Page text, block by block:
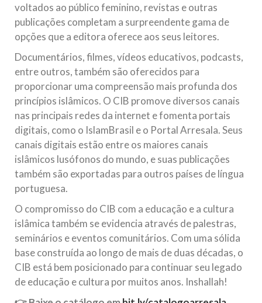
voltados ao público feminino, revistas e outras
publicações completam a surpreendente gama de
opções que a editora oferece aos seus leitores.
Documentários, filmes, vídeos educativos, podcasts,
entre outros, também são oferecidos para
proporcionar uma compreensão mais profunda dos
princípios islâmicos. O CIB promove diversos canais
nas principais redes da internet e fomenta portais
digitais, como o IslamBrasil e o Portal Arresala. Seus
canais digitais estão entre os maiores canais
islâmicos lusófonos do mundo, e suas publicações
também são exportadas para outros países de língua
portuguesa.
O compromisso do CIB com a educação e a cultura
islâmica também se evidencia através de palestras,
seminários e eventos comunitários. Com uma sólida
base construída ao longo de mais de duas décadas, o
CIB está bem posicionado para continuar seu legado
de educação e cultura por muitos anos. Inshallah!